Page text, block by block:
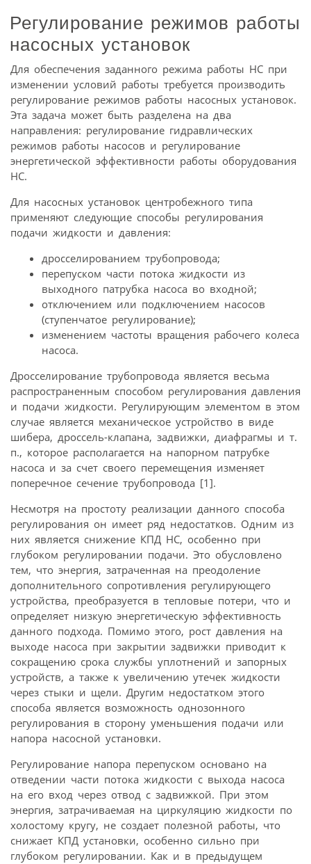
Регулирование режимов работы
насосных установок
Для обеспечения заданного режима работы НС при
изменении условий работы требуется производить
регулирование режимов работы насосных установок.
Эта задача может быть разделена на два
направления: регулирование гидравлических
режимов работы насосов и регулирование
энергетической эффективности работы оборудования
НС.
Для насосных установок центробежного типа
применяют следующие способы регулирования
подачи жидкости и давления:
дросселированием трубопровода;
перепуском части потока жидкости из
выходного патрубка насоса во входной;
отключением или подключением насосов
(ступенчатое регулирование);
изменением частоты вращения рабочего колеса
насоса.
Дросселирование трубопровода является весьма
распространенным способом регулирования давления
и подачи жидкости. Регулирующим элементом в этом
случае является механическое устройство в виде
шибера, дроссель-клапана, задвижки, диафрагмы и т.
п., которое располагается на напорном патрубке
насоса и за счет своего перемещения изменяет
поперечное сечение трубопровода [1].
Несмотря на простоту реализации данного способа
регулирования он имеет ряд недостатков. Одним из
них является снижение КПД НС, особенно при
глубоком регулировании подачи. Это обусловлено
тем, что энергия, затраченная на преодоление
дополнительного сопротивления регулирующего
устройства, преобразуется в тепловые потери, что и
определяет низкую энергетическую эффективность
данного подхода. Помимо этого, рост давления на
выходе насоса при закрытии задвижки приводит к
сокращению срока службы уплотнений и запорных
устройств, а также к увеличению утечек жидкости
через стыки и щели. Другим недостатком этого
способа является возможность однозонного
регулирования в сторону уменьшения подачи или
напора насосной установки.
Регулирование напора перепуском основано на
отведении части потока жидкости с выхода насоса
на его вход через отвод с задвижкой. При этом
энергия, затрачиваемая на циркуляцию жидкости по
холостому кругу, не создает полезной работы, что
снижает КПД установки, особенно сильно при
глубоком регулировании. Как и в предыдущем